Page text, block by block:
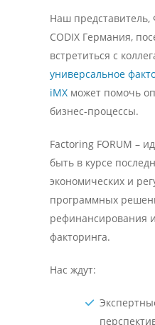
Наш
CODIX Германия,
встретиться с
универсальное
iMX может помочь
бизнес-процессы.
Factoring FORUM –
быть в курсе
экономических и
программных
рефинансирования
факторинга.
Нас ждут: